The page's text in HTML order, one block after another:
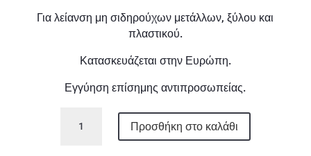
Για λείανση μη σιδηρούχων μετάλλων, ξύλου και
πλαστικού.
Κατασκευάζεται στην Ευρώπη.
Εγγύηση επίσημης αντιπροσωπείας.
BBS/S
Προσθήκη στο καλάθι